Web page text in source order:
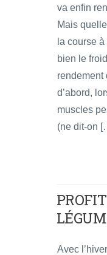
va enfin
Mais
la course
bien le
rendement
d’abord,
muscles
(ne dit-on
Avec